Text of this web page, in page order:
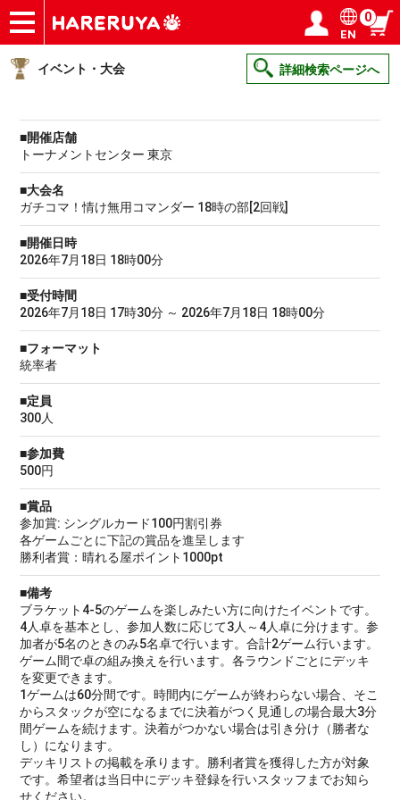
ショップ
買取
記事
デッキ検索
デッキ構築
選手一覧
店舗一覧
イベント
ヘルプ
お問い合わせ ログイン／会員登録
EN
0
イベント・大会 詳細検索ページへ
■開催店舗
トーナメントセンター 東京
■大会名
ガチコマ！情け無用コマンダー 18時の部[2回戦]
■開催日時
2026年7月18日 18時00分
■受付時間
2026年7月18日 17時30分 ～ 2026年7月18日 18時00分
■フォーマット
統率者
■定員
300人
■参加費
500円
■賞品
参加賞: シングルカード100円割引券
各ゲームごとに下記の賞品を進呈します
勝利者賞：晴れる屋ポイント1000pt
■備考
ブラケット4-5のゲームを楽しみたい方に向けたイベントです。
4人卓を基本とし、参加人数に応じて3人～4人卓に分けます。参
加者が5名のときのみ5名卓で行います。合計2ゲーム行います。
ゲーム間で卓の組み換えを行います。各ラウンドごとにデッキ
を変更できます。
1ゲームは60分間です。時間内にゲームが終わらない場合、そこ
からスタックが空になるまでに決着がつく見通しの場合最大3分
間ゲームを続けます。決着がつかない場合は引き分け（勝者な
し）になります。
デッキリストの掲載を承ります。勝利者賞を獲得した方が対象
です。希望者は当日中にデッキ登録を行いスタッフまでお知ら
せください。